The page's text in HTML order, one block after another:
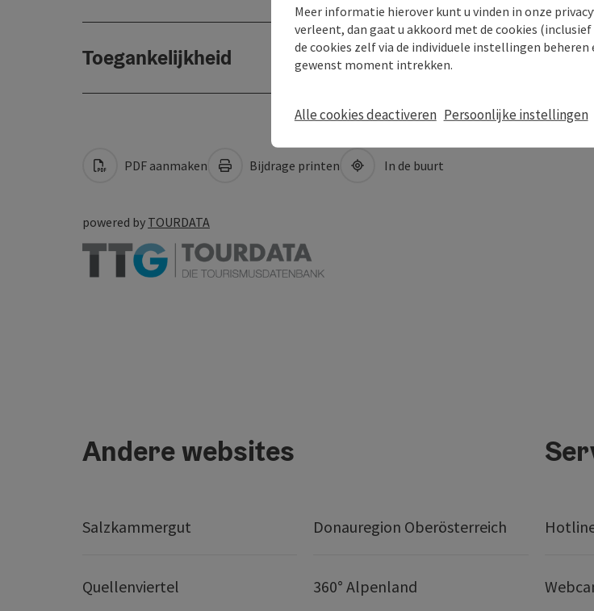
Toegankelijkheid
PDF aanmaken Bijdrage printen In de buurt
powered by TOURDATA
Andere websites
Salzkammergut Donauregion Oberösterreich
Quellenviertel 360° Alpenland
Meer informatie hierover kunt u vinden in onze
verleent, dan gaat u akkoord met de cookies (inclusief
de cookies zelf via de individuele instellingen
gewenst moment intrekken.
Alle cookies deactiveren Persoonlijke instellingen